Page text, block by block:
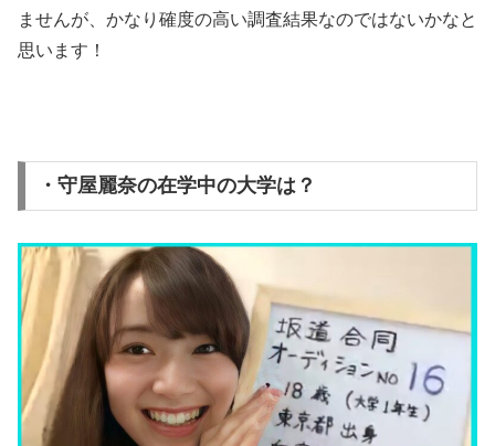
ませんが、かなり確度の高い調査結果なのではないかなと
思います！
・守屋麗奈の在学中の大学は？